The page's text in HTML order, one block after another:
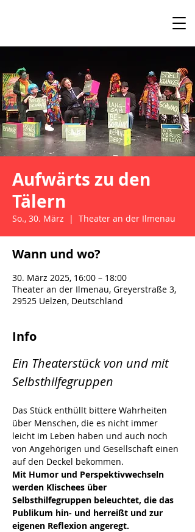
Aufwärts zu den
Tälern
So., 30. März
  |
Theater an der Ilmenau
Wann und wo?
30. März 2025, 16:00 – 18:00
Theater an der Ilmenau, Greyerstraße 3,
29525 Uelzen, Deutschland
Info
Ein Theaterstück von und mit
Selbsthilfegruppen
Das Stück enthüllt bittere Wahrheiten
über Menschen, die es nicht immer
leicht im Leben haben und auch noch
von Angehörigen und Gesellschaft einen
auf den Deckel bekommen.
Mit Humor und Perspektivwechseln
werden Klischees über
Selbsthilfegruppen beleuchtet, die das
Publikum hin- und herreißt und zur
eigenen Reflexion angeregt.